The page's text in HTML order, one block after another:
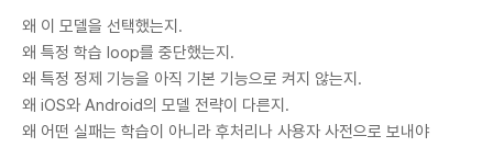
왜 이 모델을 선택했는지.
왜 특정 학습 loop를 중단했는지.
왜 특정 정제 기능을 아직 기본 기능으로 켜지 않는지.
왜 iOS와 Android의 모델 전략이 다른지.
왜 어떤 실패는 학습이 아니라 후처리나 사용자 사전으로 보내야